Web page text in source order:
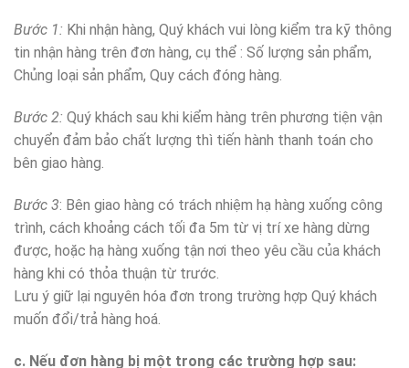
Bước 1: Khi nhận hàng, Quý khách vui lòng kiểm tra kỹ thông
tin nhận hàng trên đơn hàng, cụ thể : Số lượng sản phẩm,
Chủng loại sản phẩm, Quy cách đóng hàng.
Bước 2: Quý khách sau khi kiểm hàng trên phương tiện vận
chuyển đảm bảo chất lượng thì tiến hành thanh toán cho
bên giao hàng.
Bước 3: Bên giao hàng có trách nhiệm hạ hàng xuống công
trình, cách khoảng cách tối đa 5m từ vị trí xe hàng dừng
được, hoặc hạ hàng xuống tận nơi theo yêu cầu của khách
hàng khi có thỏa thuận từ trước.
Lưu ý giữ lại nguyên hóa đơn trong trường hợp Quý khách
muốn đổi/trả hàng hoá.
c. Nếu đơn hàng bị một trong các trường hợp sau: